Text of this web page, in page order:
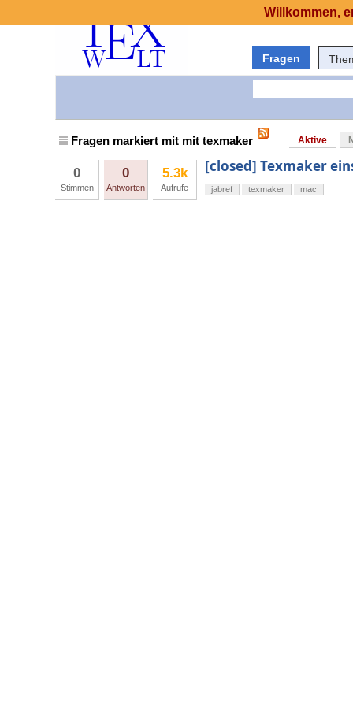
Fragen
Fragen markiert mit mit texmaker Aktive
0
Stimmen
0
Antworten
5.3k
Aufrufe
[closed] Texmaker
jabref texmaker mac
Willkommen,